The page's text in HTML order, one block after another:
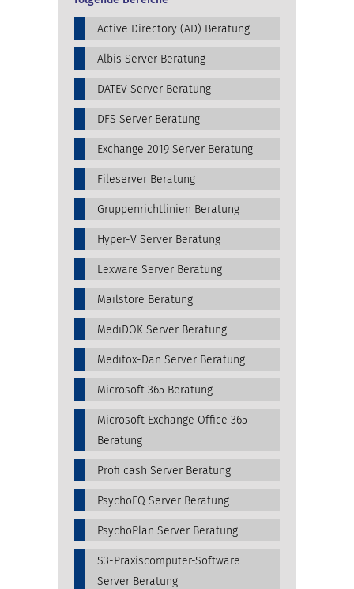
Active Directory (AD) Beratung
Albis Server Beratung
DATEV Server Beratung
DFS Server Beratung
Exchange 2019 Server Beratung
Fileserver Beratung
Gruppenrichtlinien Beratung
Hyper-V Server Beratung
Lexware Server Beratung
Mailstore Beratung
MediDOK Server Beratung
Medifox-Dan Server Beratung
Microsoft 365 Beratung
Microsoft Exchange Office 365
Beratung
Profi cash Server Beratung
PsychoEQ Server Beratung
PsychoPlan Server Beratung
S3-Praxiscomputer-Software
Server Beratung